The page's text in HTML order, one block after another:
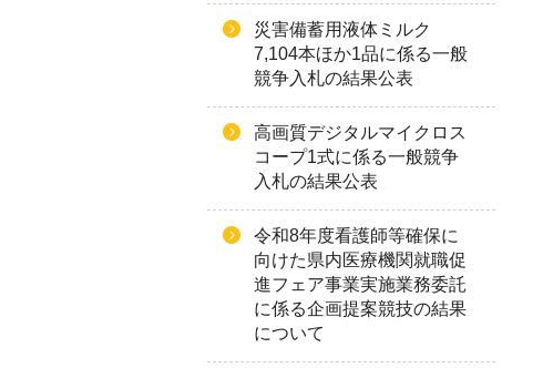
災害備蓄用液体ミルク
7,104本ほか1品に係る一般
競争入札の結果公表
高画質デジタルマイクロス
コープ1式に係る一般競争
入札の結果公表
令和8年度看護師等確保に
向けた県内医療機関就職促
進フェア事業実施業務委託
に係る企画提案競技の結果
について